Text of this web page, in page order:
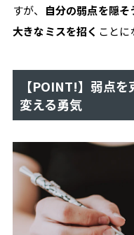
ス
の
め
の、
"働
方
の
自
由"を
支
すが、
自分の弱点を隠
大きなミスを招く ことに
【POINT!】弱点
変える勇気